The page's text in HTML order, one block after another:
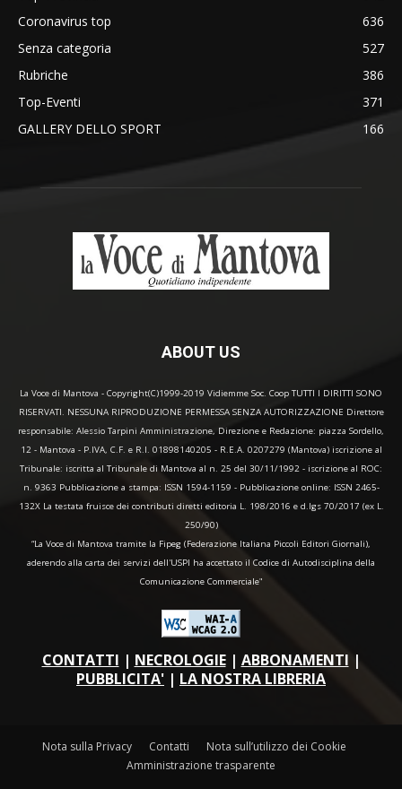
Coronavirus top
636
Senza categoria
527
Rubriche
386
Top-Eventi
371
GALLERY DELLO SPORT
166
ABOUT US
La Voce di Mantova - Copyright(C)1999-2019 Vidiemme Soc. Coop TUTTI I DIRITTI SONO
RISERVATI. NESSUNA RIPRODUZIONE PERMESSA SENZA AUTORIZZAZIONE Direttore
responsabile: Alessio Tarpini Amministrazione, Direzione e Redazione: piazza Sordello,
12 - Mantova - P.IVA, C.F. e R.I. 01898140205 - R.E.A. 0207279 (Mantova) iscrizione al
Tribunale: iscritta al Tribunale di Mantova al n. 25 del 30/11/1992 - iscrizione al ROC:
n. 9363 Pubblicazione a stampa: ISSN 1594-1159 - Pubblicazione online: ISSN 2465-
132X La testata fruisce dei contributi diretti editoria L. 198/2016 e d.lgs 70/2017 (ex L.
250/90)
“La Voce di Mantova tramite la Fipeg (Federazione Italiana Piccoli Editori Giornali),
aderendo alla carta dei servizi dell'USPI ha accettato il Codice di Autodisciplina della
Comunicazione Commerciale"
CONTATTI | NECROLOGIE| ABBONAMENTI |
PUBBLICITA' | LA NOSTRA LIBRERIA
Nota sulla Privacy Contatti
Nota sull’utilizzo dei Cookie
Amministrazione trasparente